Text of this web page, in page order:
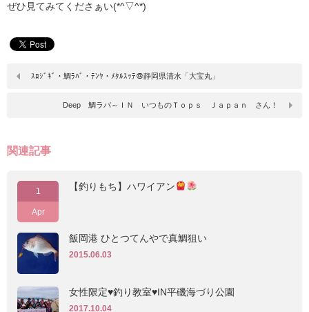
ぜひ見てみてくださぁい(*^▽^*)
ｽﾛｼﾞｷﾞ・鯛ﾗﾊﾞ・ﾃﾝﾔ・ﾒﾀﾙｽｯﾃ＠静岡県清水「大宝丸」
Deep 鯛ラバ～ＩＮ いつものＴｏｐｓ Ｊａｐａｎ さん！
関連記事
1
Apr
【釣りもち】ハワイアン
飯岡港 ひとつてんやで真鯛狙い
2015.06.03
女性限定♥釣り教室♥IN平磯海づり公園
2017.10.04